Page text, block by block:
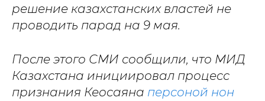
решение казахстанских властей не
проводить парад на 9 мая.
После этого СМИ сообщили, что МИД
Казахстана инициировал процесс
признания Кеосаяна персоной нон